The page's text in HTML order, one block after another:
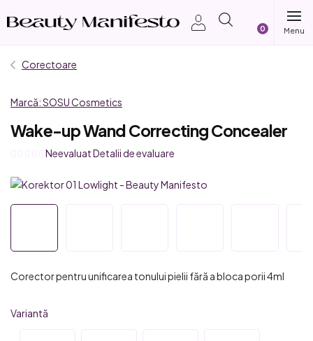
Corectoare
Marcă:SOSU Cosmetics
Wake-up Wand Correcting Concealer
Evaluarea
a
din
stele.
NeevaluatDetalii de evaluare
Corector pentru unificarea tonului pielii fără a bloca porii 4ml
Variantă